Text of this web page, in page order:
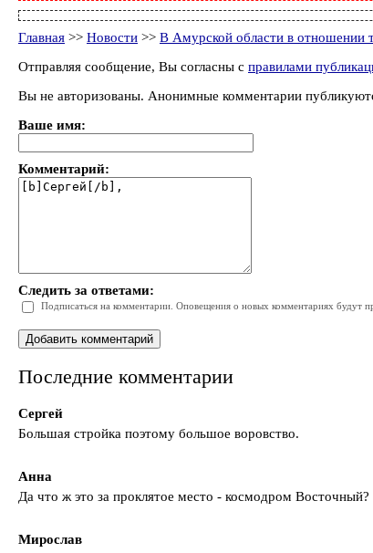
Главная >> Новости >> В Амурской области в отношении
Отправляя сообщение, Вы согласны с правилами
Вы не авторизованы. Анонимные комментарии
Ваше имя:
Комментарий:
Следить за ответами:
Подписаться на комментарии. Оповещения о новых комментариях будут
Последние комментарии
Сергей
Большая стройка поэтому большое воровство.
Анна
Да что ж это за проклятое место - космодром
Мирослав